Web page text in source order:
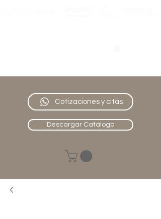
Cotizaciones y citas
Descargar Catálogo